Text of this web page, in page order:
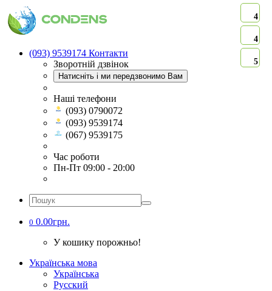
(093) 9539174 Контакти
Зворотній дзвінок
Натисніть і ми передзвонимо Вам
Наші телефони
(093) 0790072
(093) 9539174
(067) 9539175
Час роботи
Пн-Пт 09:00 - 20:00
0 0.00грн.
У кошику порожньо!
Українська мова
Українська
Русский
4
4
5